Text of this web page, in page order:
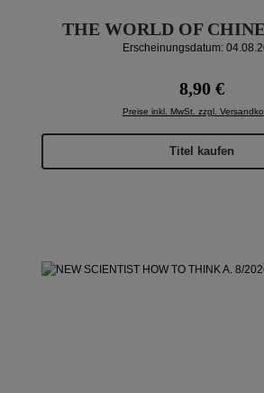
THE WORLD OF
Erscheinungsdatum:
Regulärer Preis:
8,90 €
Preise inkl. MwSt. zzgl.
Titel kaufen